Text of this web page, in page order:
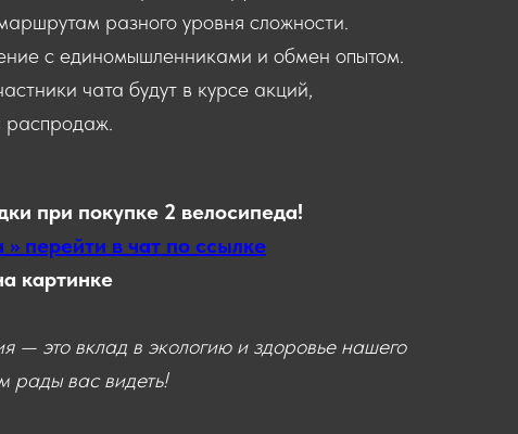
разного уровня сложности.
с единомышленниками и обмен опытом.
чата будут в курсе акций,
распродаж.
при покупке 2 велосипеда!
перейти в чат по ссылке
картинке
— это вклад в экологию и здоровье нашего
рады вас видеть!